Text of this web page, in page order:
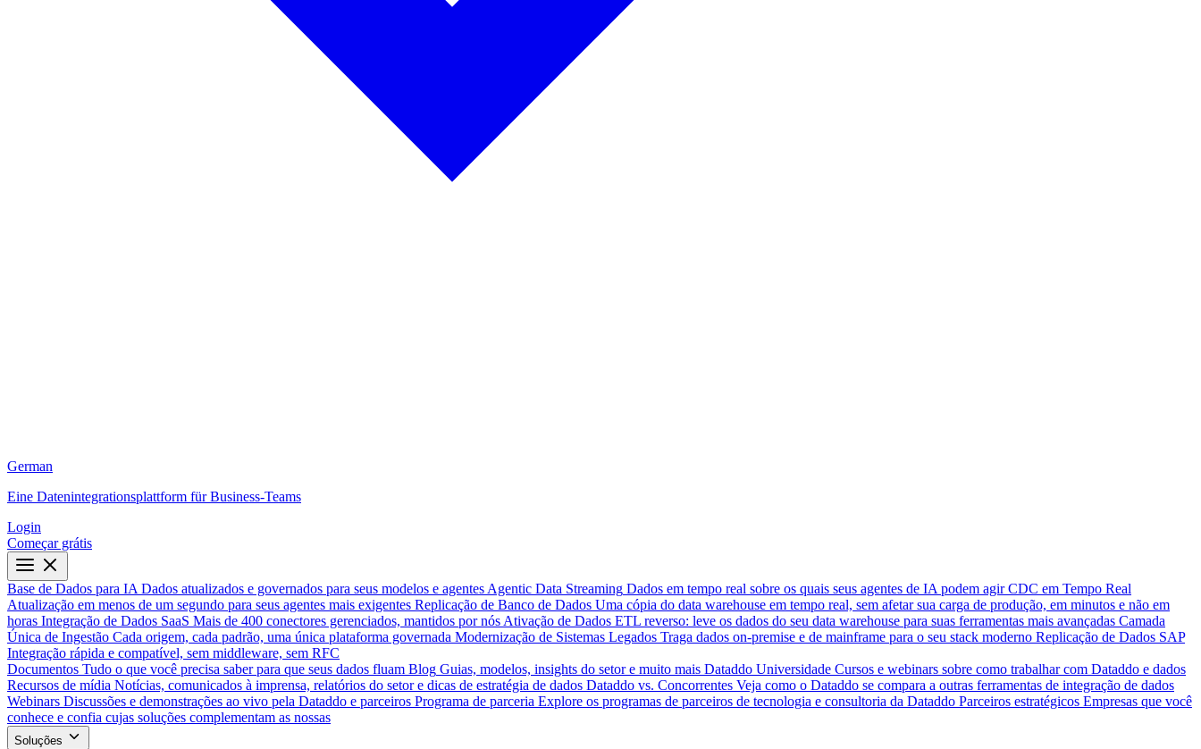
German
Eine Datenintegrationsplattform für Business-Teams
Login
Começar grátis
Base de Dados para IA Dados atualizados e governados para seus modelos e agentes Agentic Data Streaming Dados em tempo real sobre os quais seus agentes de IA podem agir CDC em Tempo Real
Atualização em menos de um segundo para seus agentes mais exigentes Replicação de Banco de Dados Uma cópia do data warehouse em tempo real, sem afetar sua carga de produção, em minutos e não em
horas Integração de Dados SaaS Mais de 400 conectores gerenciados, mantidos por nós Ativação de Dados ETL reverso: leve os dados do seu data warehouse para suas ferramentas mais avançadas Camada
Única de Ingestão Cada origem, cada padrão, uma única plataforma governada Modernização de Sistemas Legados Traga dados on-premise e de mainframe para o seu stack moderno Replicação de Dados SAP
Integração rápida e compatível, sem middleware, sem RFC
Documentos Tudo o que você precisa saber para que seus dados fluam Blog Guias, modelos, insights do setor e muito mais Dataddo Universidade Cursos e webinars sobre como trabalhar com Dataddo e dados
Recursos de mídia Notícias, comunicados à imprensa, relatórios do setor e dicas de estratégia de dados Dataddo vs. Concorrentes Veja como o Dataddo se compara a outras ferramentas de integração de dados
Webinars Discussões e demonstrações ao vivo pela Dataddo e parceiros Programa de parceria Explore os programas de parceiros de tecnologia e consultoria da Dataddo Parceiros estratégicos Empresas que você
conhece e confia cujas soluções complementam as nossas
Soluções